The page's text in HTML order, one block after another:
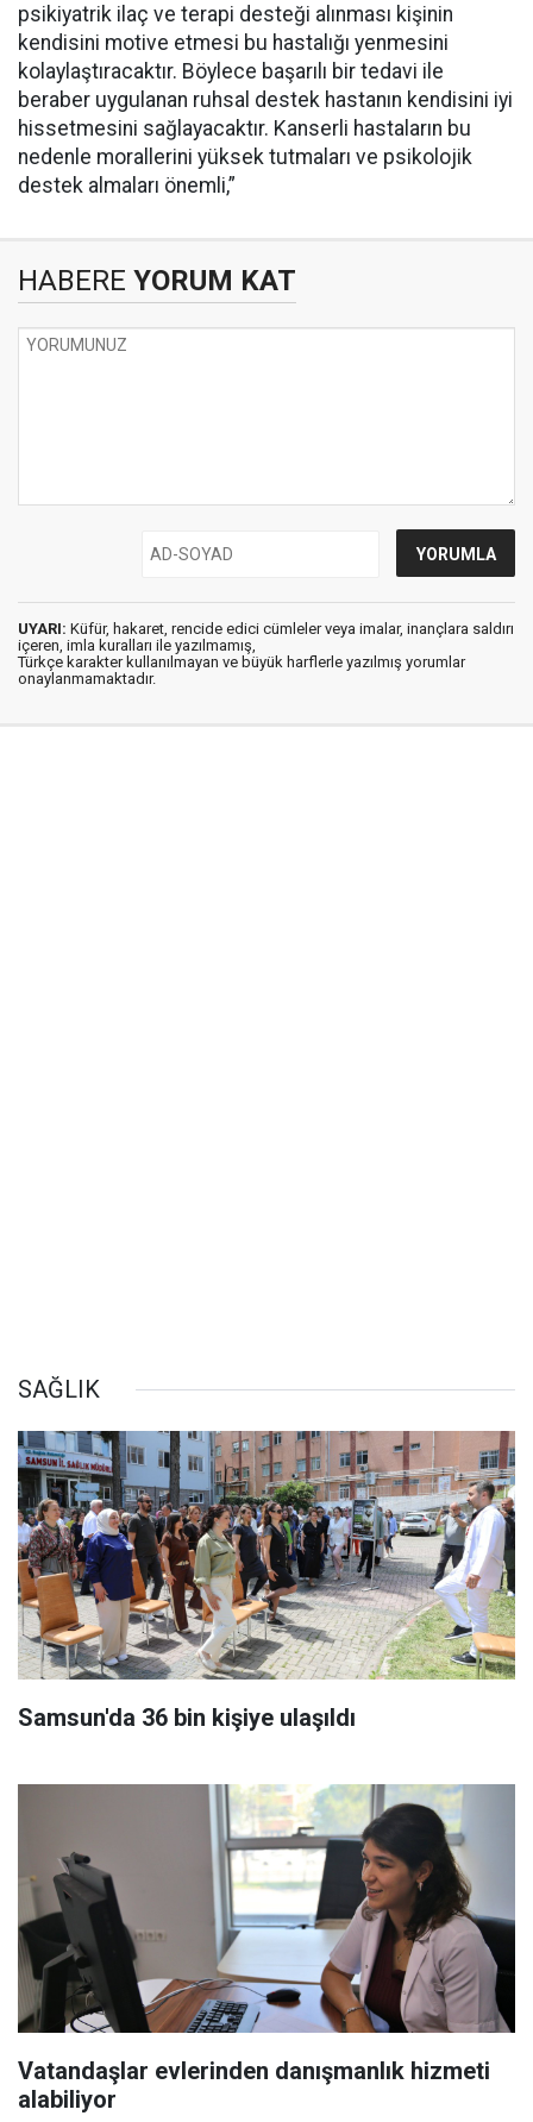
psikiyatrik ilaç ve terapi desteği alınması kişinin
kendisini motive etmesi bu hastalığı yenmesini
kolaylaştıracaktır. Böylece başarılı bir tedavi ile
beraber uygulanan ruhsal destek hastanın kendisini iyi
hissetmesini sağlayacaktır. Kanserli hastaların bu
nedenle morallerini yüksek tutmaları ve psikolojik
destek almaları önemli,”
HABERE YORUM KAT
UYARI: Küfür, hakaret, rencide edici cümleler veya imalar, inançlara saldırı
içeren, imla kuralları ile yazılmamış,
Türkçe karakter kullanılmayan ve büyük harflerle yazılmış yorumlar
onaylanmamaktadır.
SAĞLIK
Samsun'da 36 bin kişiye ulaşıldı
Vatandaşlar evlerinden danışmanlık hizmeti
alabiliyor